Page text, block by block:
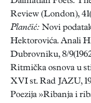
Review (London),
Plančić: Novi
Hektorovića. Anali
Dubrovniku, 8/
Ritmička osnova u
XVI st. Rad JAZU,
Poezija »Ribanja i